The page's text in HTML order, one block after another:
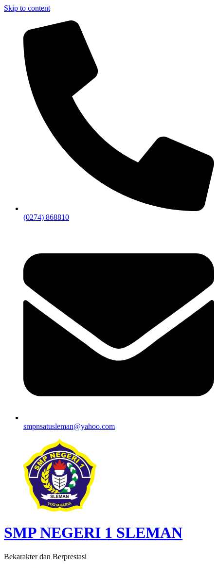
Skip to content
(0274) 868810
smpnsatusleman@yahoo.com
SMP NEGERI 1 SLEMAN
Bekarakter dan Berprestasi